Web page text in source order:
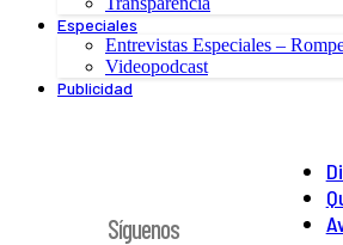
Especiales
Entrevistas Especiales –
Videopodcast
Publicidad
Síguenos